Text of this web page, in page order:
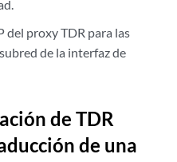
del proxy TDR para las
de la interfaz de
de TDR
de una